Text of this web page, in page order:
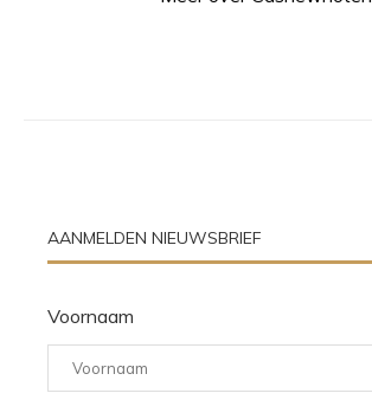
AANMELDEN NIEUWSBRIEF
Voornaam